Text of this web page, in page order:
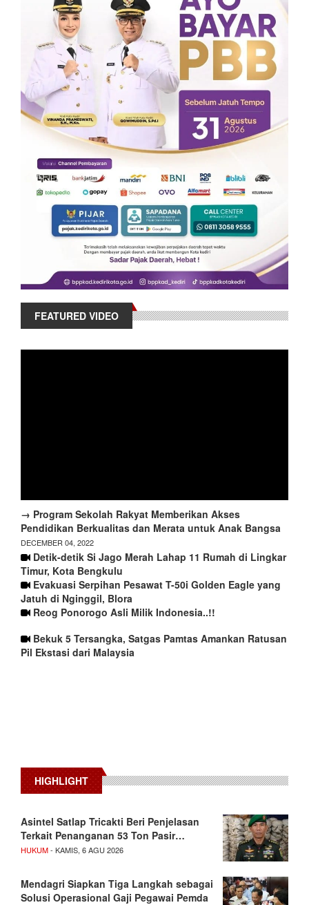
FEATURED VIDEO
→ Program Sekolah Rakyat Memberikan Akses
Pendidikan Berkualitas dan Merata untuk Anak Bangsa
DECEMBER 04, 2022
Detik-detik Si Jago Merah Lahap 11 Rumah di Lingkar
Timur, Kota Bengkulu
Evakuasi Serpihan Pesawat T-50i Golden Eagle yang
Jatuh di Nginggil, Blora
Reog Ponorogo Asli Milik Indonesia..!!
Bekuk 5 Tersangka, Satgas Pamtas Amankan Ratusan
Pil Ekstasi dari Malaysia
HIGHLIGHT
Asintel Satlap Tricakti Beri Penjelasan
Terkait Penanganan 53 Ton Pasir…
HUKUM- KAMIS, 6 AGU 2026
Mendagri Siapkan Tiga Langkah sebagai
Solusi Operasional Gaji Pegawai Pemda